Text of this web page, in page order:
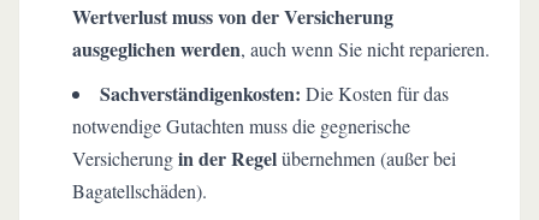
Wertverlust muss von der Versicherung
ausgeglichen werden, auch wenn Sie nicht reparieren.
Sachverständigenkosten: Die Kosten für das
notwendige Gutachten muss die gegnerische
Versicherungin der Regelübernehmen (außer bei
Bagatellschäden).